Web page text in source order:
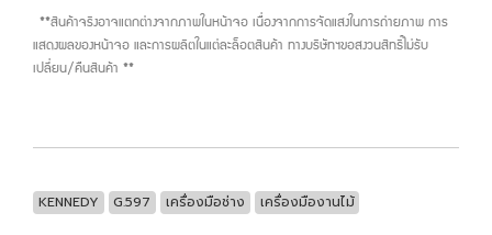
**สินค้าจริงอาจแตกต่างจากภาพในหน้าจอ เนื่องจากการจัดแสงในการถ่ายภาพ การ
แสดงผลของหน้าจอ และการผลิตในแต่ละล็อตสินค้า ทางบริษัทฯขอสงวนสิทธิ์ไม่รับ
เปลี่ยน/คืนสินค้า **
KENNEDY G.597 เครื่องมือช่าง เครื่องมืองานไม้